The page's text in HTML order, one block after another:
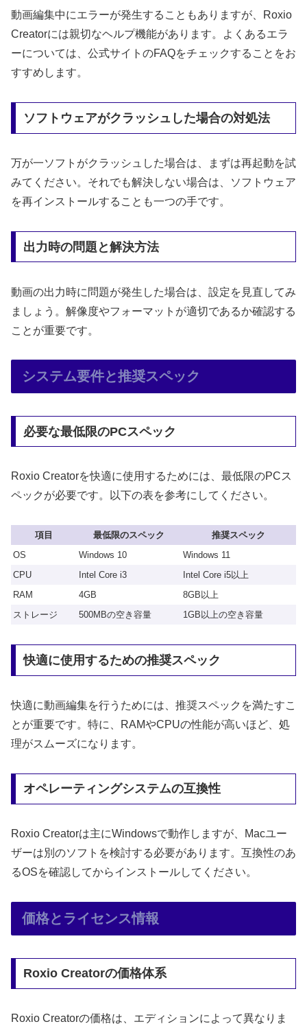
動画編集中にエラーが発生することもありますが、Roxio
Creatorには親切なヘルプ機能があります。よくあるエラ
ーについては、公式サイトのFAQをチェックすることをお
すすめします。
ソフトウェアがクラッシュした場合の対処法
万が一ソフトがクラッシュした場合は、まずは再起動を試
みてください。それでも解決しない場合は、ソフトウェア
を再インストールすることも一つの手です。
出力時の問題と解決方法
動画の出力時に問題が発生した場合は、設定を見直してみ
ましょう。解像度やフォーマットが適切であるか確認する
ことが重要です。
システム要件と推奨スペック
必要な最低限のPCスペック
Roxio Creatorを快適に使用するためには、最低限のPCス
ペックが必要です。以下の表を参考にしてください。
項目 最低限のスペック
推奨スペック
OS
Windows 10
Windows 11
CPU
Intel Core i3
Intel Core i5以上
RAM
4GB
8GB以上
ストレージ
500MBの空き容量 1GB以上の空き容量
快適に使用するための推奨スペック
快適に動画編集を行うためには、推奨スペックを満たすこ
とが重要です。特に、RAMやCPUの性能が高いほど、処
理がスムーズになります。
オペレーティングシステムの互換性
Roxio Creatorは主にWindowsで動作しますが、Macユー
ザーは別のソフトを検討する必要があります。互換性のあ
るOSを確認してからインストールしてください。
価格とライセンス情報
Roxio Creatorの価格体系
Roxio Creatorの価格は、エディションによって異なりま